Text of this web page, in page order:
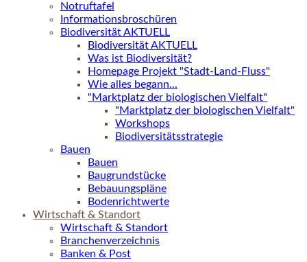
Notruftafel
Informationsbroschüren
Biodiversität AKTUELL
Biodiversität AKTUELL
Was ist Biodiversität?
Homepage Projekt "Stadt-Land-Fluss"
Wie alles begann...
"Marktplatz der biologischen Vielfalt"
"Marktplatz der biologischen Vielfalt"
Workshops
Biodiversitätsstrategie
Bauen
Bauen
Baugrundstücke
Bebauungspläne
Bodenrichtwerte
Wirtschaft & Standort
Wirtschaft & Standort
Branchenverzeichnis
Banken & Post